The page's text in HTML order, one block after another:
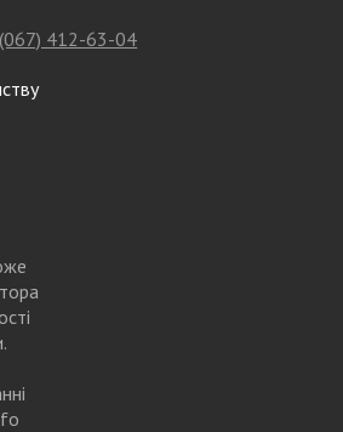
(067) 412-63-04